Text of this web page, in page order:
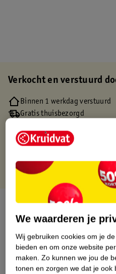
Verkocht en verstuurd
Binnen 1 werkdag verstuurd
Gratis thuisbezorgd
Gratis punten met je Kruidvat
Over dit product
Productinformatie
Etiketinformatie
We waarderen je
Wij gebruiken cookies om je
bieden en om onze website
maken. Zo kunnen we jou de
tonen en zorgen we dat je ook